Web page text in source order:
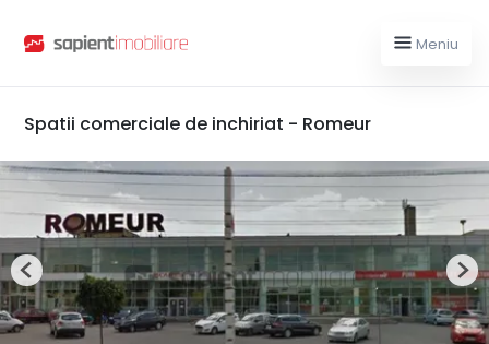
Meniu
Spatii comerciale de inchiriat - Romeur
Previous